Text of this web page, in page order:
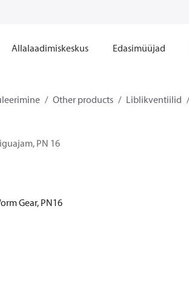
Allalaadimiskeskus Edasimüüjad
Other products Liblikventiilid
PN 16
Gear, PN16